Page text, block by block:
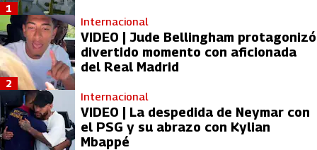
1
Internacional
VIDEO | Jude Bellingham protagonizó
divertido momento con aficionada
del Real Madrid
2
Internacional
VIDEO | La despedida de Neymar con
el PSG y su abrazo con Kylian
Mbappé